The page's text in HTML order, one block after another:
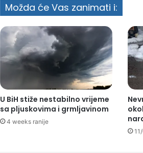
Možda će Vas zanimati i:
U BiH stiže nestabilno vrijeme
sa pljuskovima i grmljavinom
4 weeks ranije